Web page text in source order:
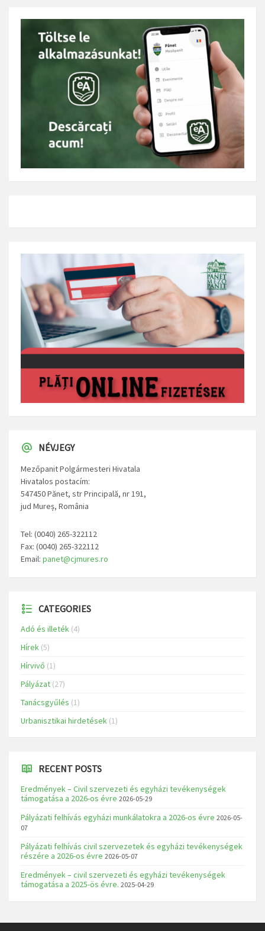
NÉVJEGY
Mezőpanit Polgármesteri Hivatala
Hivatalos postacím:
547450 Pănet, str Principală, nr 191,
jud Mureș, România
Tel: (0040) 265-322112
Fax: (0040) 265-322112
Email: panet@cjmures.ro
CATEGORIES
Adó és illeték (4)
Hírek (5)
Hírvivő (1)
Pályázat (27)
Tanácsgyűlés (1)
Urbanisztikai hirdetések (1)
RECENT POSTS
Eredmények – Civil szervezeti és egyházi tevékenységek
támogatása a 2026-os évre 2026-05-29
Pályázati felhívás egyházi munkálatokra a 2026-os évre 2026-05-
07
Pályázati felhívás civil szervezetek és egyházi tevékenységek
részére a 2026-os évre 2026-05-07
Eredmények – civil szervezeti és egyházi tevékenységek
támogatása a 2025-ös évre. 2025-04-29